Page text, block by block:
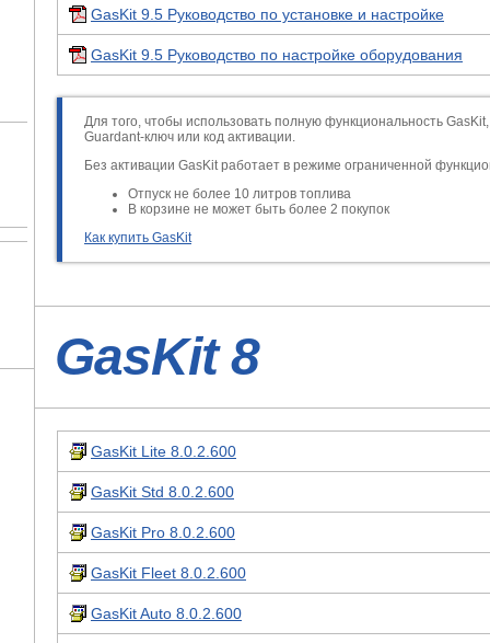
GasKit 9.5 Руководство по установке и настройке
GasKit 9.5 Руководство по настройке оборудования
Для того, чтобы использовать полную функциональность
Guardant-ключ или код активации.
Без активации GasKit работает в режиме ограниченной
Отпуск не более 10 литров топлива
В корзине не может быть более 2 покупок
Как купить GasKit
GasKit 8
GasKit Lite 8.0.2.600
GasKit Std 8.0.2.600
GasKit Pro 8.0.2.600
GasKit Fleet 8.0.2.600
GasKit Auto 8.0.2.600